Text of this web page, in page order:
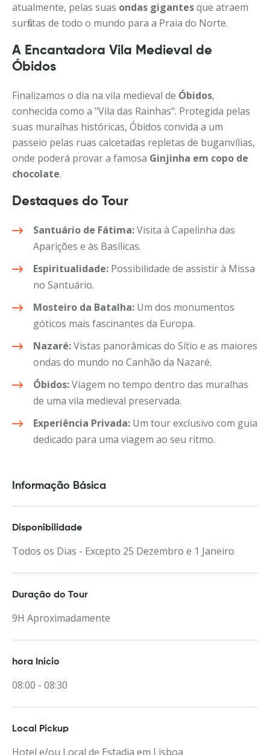
atualmente, pelas suas ondas gigantesque atraem
surfistas de todo o mundo para a Praia do Norte.
A Encantadora Vila Medieval de
Óbidos
Finalizamos o dia na vila medieval de Óbidos,
conhecida como a "Vila das Rainhas". Protegida pelas
suas muralhas históricas, Óbidos convida a um
passeio pelas ruas calcetadas repletas de buganvílias,
onde poderá provar a famosa Ginjinha em copo de
chocolate.
Destaques do Tour
Santuário de Fátima:Visita à Capelinha das
Aparições e às Basílicas.
Espiritualidade: Possibilidade de assistir à Missa
no Santuário.
Mosteiro da Batalha: Um dos monumentos
góticos mais fascinantes da Europa.
Nazaré:Vistas panorâmicas do Sítio e as maiores
ondas do mundo no Canhão da Nazaré.
Óbidos:Viagem no tempo dentro das muralhas
de uma vila medieval preservada.
Experiência Privada: Um tour exclusivo com guia
dedicado para uma viagem ao seu ritmo.
Informação Básica
Disponibilidade
Todos os Dias - Excepto 25 Dezembro e 1 Janeiro
Duração do Tour
9H Aproximadamente
hora Inicio
08:00 - 08:30
Local Pickup
Hotel e/ou Local de Estadia em Lisboa